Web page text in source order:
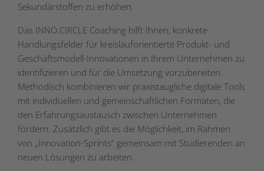
Sekundärstoffen zu erhöhen.
Das INNO.CIRCLE Coaching hilft Ihnen, konkrete
Handlungsfelder für kreislauforientierte Produkt- und
Geschäftsmodell-Innovationen in Ihrem Unternehmen zu
identifizieren und für die Umsetzung vorzubereiten.
Methodisch kombinieren wir praxistaugliche digitale Tools
mit individuellen und gemeinschaftlichen Formaten, die
den Erfahrungsaustausch zwischen Unternehmen
fördern. Zusätzlich gibt es die Möglichkeit, im Rahmen
von „Innovation-Sprints“ gemeinsam mit Studierenden an
neuen Lösungen zu arbeiten.